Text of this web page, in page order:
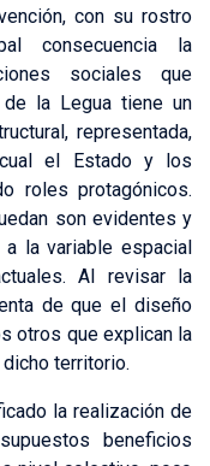
con su rostro
consecuencia la
sociales que
la Legua tiene un
representada,
el Estado y los
roles protagónicos.
son evidentes y
la variable espacial
Al revisar la
de que el diseño
otros que explican la
territorio.
la realización de
beneficios